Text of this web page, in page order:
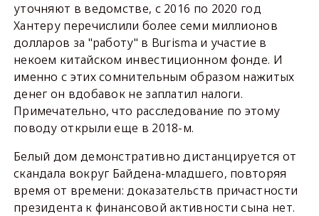
уточняют в ведомстве, с 2016 по 2020 год
Хантеру перечислили более семи миллионов
долларов за "работу" в Burisma и участие в
некоем китайском инвестиционном фонде. И
именно с этих сомнительным образом нажитых
денег он вдобавок не заплатил налоги.
Примечательно, что расследование по этому
поводу открыли еще в 2018-м.
Белый дом демонстративно дистанцируется от
скандала вокруг Байдена-младшего, повторяя
время от времени: доказательств причастности
президента к финансовой активности сына нет.